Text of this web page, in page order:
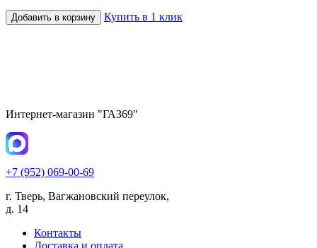
Добавить в корзину Купить в 1 клик
Интернет-магазин "ГАЗ69"
+7 (952) 069-00-69
г. Тверь, Вагжановский переулок,
д. 14
Контакты
Доставка и оплата